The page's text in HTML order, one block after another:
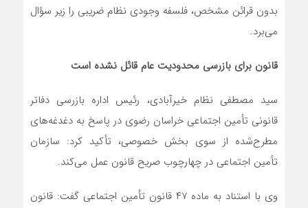
بدون قرائن مشخص، فلسفه وجودی نظام ضریبی را زیر سؤال
می‌برد.
قانون برای بازرسی محدودیت عام قائل نشده است
سید مصطفی نظام خیرآبادی، رئیس اداره بازرسی دفاتر
قانونی تأمین اجتماعی خراسان رضوی در پاسخ به دغدغه‌های
مطرح‌شده از سوی بخش خصوصی، تأکید کرد: سازمان
تأمین اجتماعی در چهارچوب صریح قانون عمل می‌کند.
وی با استناد به ماده ۴۷ قانون تأمین اجتماعی گفت: قانون